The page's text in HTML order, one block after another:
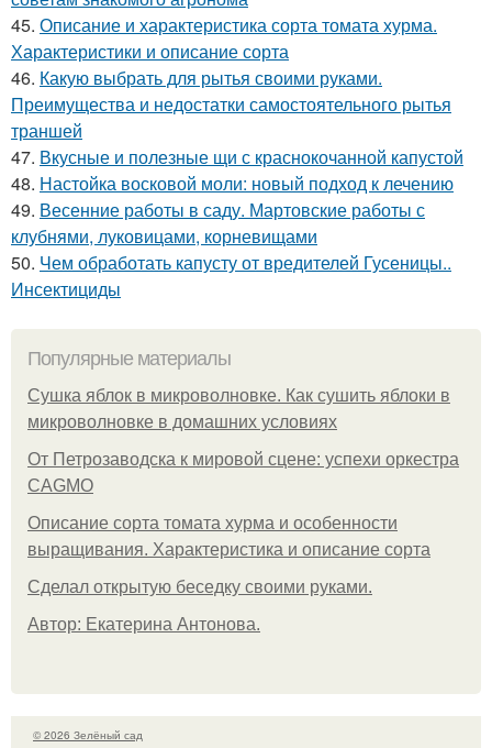
45. Описание и характеристика сорта томата хурма.
Характеристики и описание сорта
46. Какую выбрать для рытья своими руками.
Преимущества и недостатки самостоятельного рытья
траншей
47. Вкусные и полезные щи с краснокочанной капустой
48. Настойка восковой моли: новый подход к лечению
49. Весенние работы в саду. Мартовские работы с
клубнями, луковицами, корневищами
50. Чем обработать капусту от вредителей Гусеницы..
Инсектициды
Популярные материалы
Сушка яблок в микроволновке. Как сушить яблоки в
микроволновке в домашних условиях
От Петрозаводска к мировой сцене: успехи оркестра
CAGMO
Описание сорта томата хурма и особенности
выращивания. Характеристика и описание сорта
Сделал открытую беседку своими руками.
Автор: Екатерина Антонова.
© 2026 Зелёный сад